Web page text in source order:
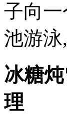
子向
池游
冰糖
理